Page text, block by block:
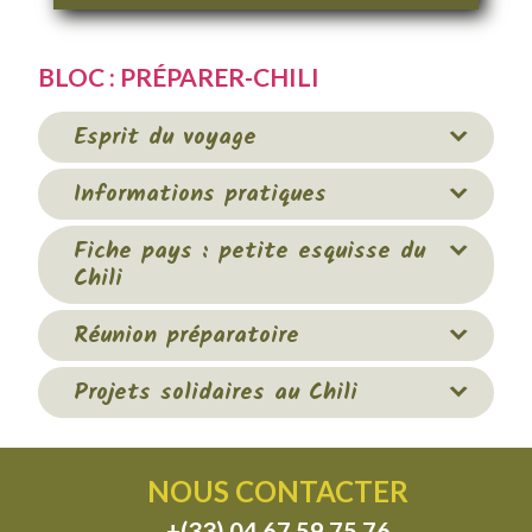
BLOC : PRÉPARER-CHILI
Esprit du voyage
Informations pratiques
Fiche pays : petite esquisse du
Chili
Réunion préparatoire
Projets solidaires au Chili
NOUS CONTACTER